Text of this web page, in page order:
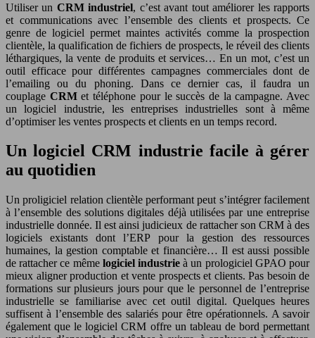
Utiliser un CRM industriel, c’est avant tout améliorer les rapports
et communications avec l’ensemble des clients et prospects. Ce
genre de logiciel permet maintes activités comme la prospection
clientèle, la qualification de fichiers de prospects, le réveil des clients
léthargiques, la vente de produits et services… En un mot, c’est un
outil efficace pour différentes campagnes commerciales dont de
l’emailing ou du phoning. Dans ce dernier cas, il faudra un
couplage CRMet téléphone pour le succès de la campagne. Avec
un logiciel industrie, les entreprises industrielles sont à même
d’optimiser les ventes prospects et clients en un temps record.
Un logiciel CRM industrie facile à gérer
au quotidien
Un proligiciel relation clientèle performant peut s’intégrer facilement
à l’ensemble des solutions digitales déjà utilisées par une entreprise
industrielle donnée. Il est ainsi judicieux de rattacher son CRM à des
logiciels existants dont l’ERP pour la gestion des ressources
humaines, la gestion comptable et financière… Il est aussi possible
de rattacher ce même logiciel industrie à un prologiciel GPAO pour
mieux aligner production et vente prospects et clients. Pas besoin de
formations sur plusieurs jours pour que le personnel de l’entreprise
industrielle se familiarise avec cet outil digital. Quelques heures
suffisent à l’ensemble des salariés pour être opérationnels. A savoir
également que le logiciel CRM offre un tableau de bord permettant